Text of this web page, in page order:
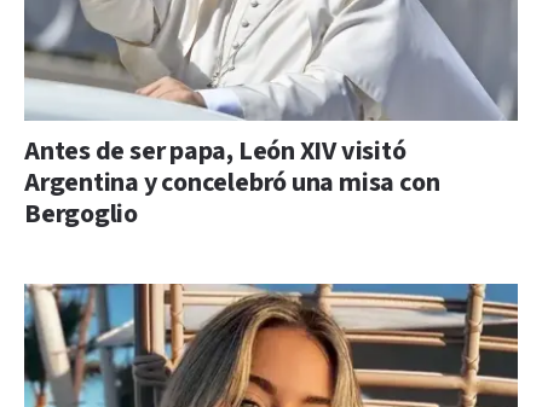
Antes de ser papa, León XIV visitó
Argentina y concelebró una misa con
Bergoglio